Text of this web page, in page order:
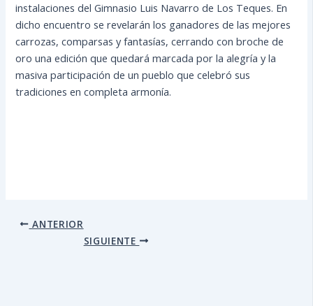
instalaciones del Gimnasio Luis Navarro de Los Teques. En
dicho encuentro se revelarán los ganadores de las mejores
carrozas, comparsas y fantasías, cerrando con broche de
oro una edición que quedará marcada por la alegría y la
masiva participación de un pueblo que celebró sus
tradiciones en completa armonía.
ANTERIOR
SIGUIENTE